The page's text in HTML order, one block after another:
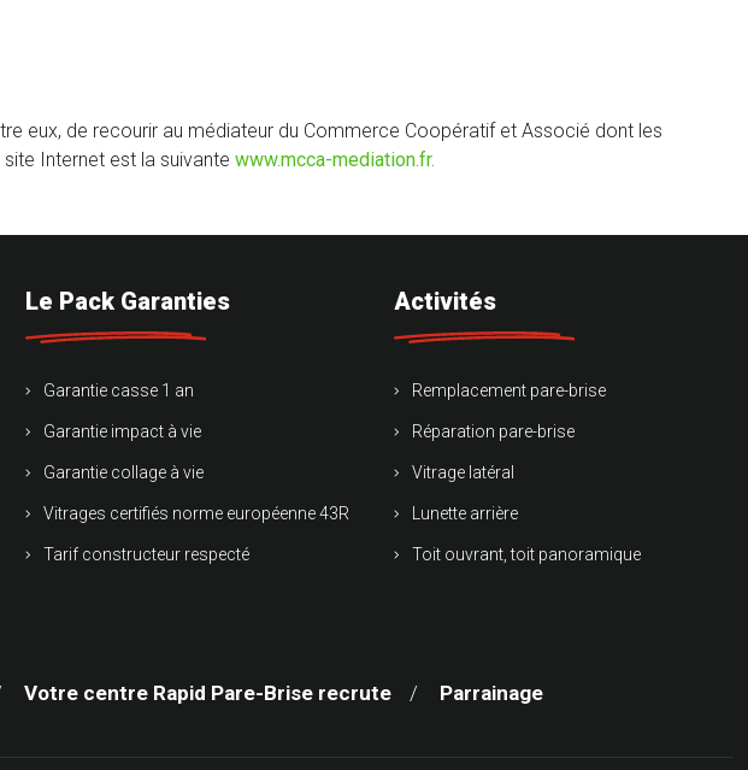
eux, de recourir au médiateur du Commerce Coopératif et Associé dont les
Internet est la suivante www.mcca-mediation.fr.
Le Pack Garanties
Garantie casse 1 an
Garantie impact à vie
Garantie collage à vie
Vitrages certifiés norme européenne 43R
Tarif constructeur respecté
Activités
Remplacement pare-brise
Réparation pare-brise
Vitrage latéral
Lunette arrière
Toit ouvrant, toit panoramique
Votre centre Rapid Pare-Brise recrute
Parrainage